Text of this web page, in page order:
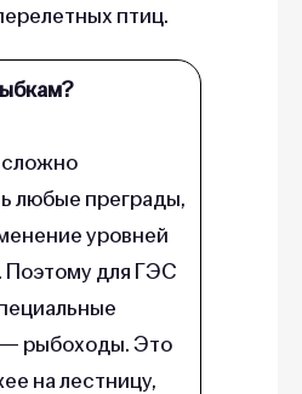
птиц.
любые преграды,
уровней
Поэтому для ГЭС
рыбоходы. Это
на лестницу,